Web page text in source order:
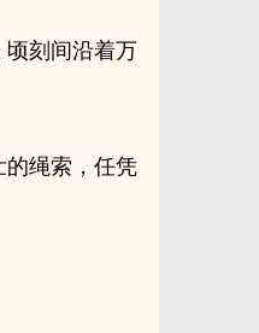
刻间沿着万
绳索，任凭